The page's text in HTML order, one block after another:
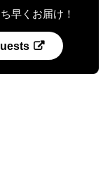
早くお届け！